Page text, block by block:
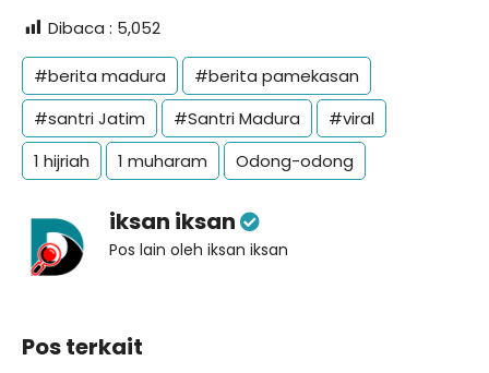
Dibaca : 5,052
#berita madura
#berita pamekasan
#santri Jatim
#Santri Madura
#viral
1 hijriah
1 muharam Odong-odong
iksan iksan
Pos lain oleh iksan iksan
Pos terkait